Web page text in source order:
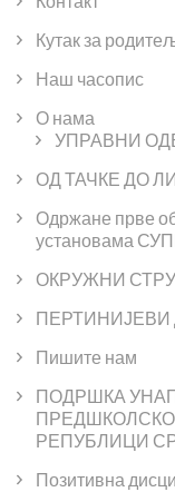
Кутак за
Наш часопис
О нама
УПРАВНИ
ОД ТАЧКЕ ДО
Одржане прве
установама
ОКРУЖНИ
ПЕРТИНИЈЕВИ
Пишите нам
ПОДРШКА
РЕПУБЛИЦИ
Позитивна